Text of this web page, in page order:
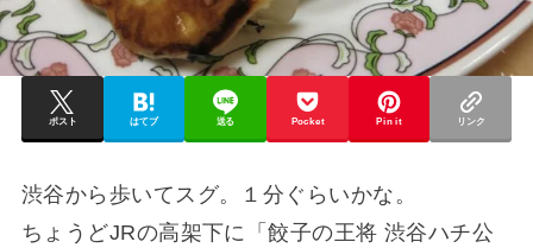
ポスト はてブ 送る Pocket Pin it リンク
渋谷から歩いてスグ。１分ぐらいかな。
ちょうどJRの高架下に「餃子の王将 渋谷ハチ公